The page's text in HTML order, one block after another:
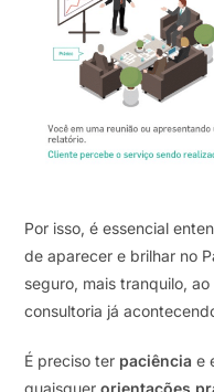
Por isso, é essencial
de aparecer e brilhar no
seguro, mais tranquilo,
consultoria já
É preciso ter paciência e
quaisquerorientações